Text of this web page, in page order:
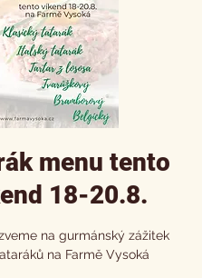
menu tento
18-20.8.
na gurmánský zážitek
na Farmě Vysoká